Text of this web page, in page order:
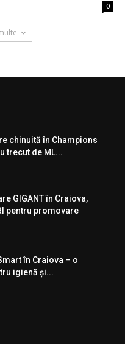
0
chinuită în Champions
trecut de ML...
GIGANT în Craiova,
pentru promovare
în Craiova – o
igienă şi...